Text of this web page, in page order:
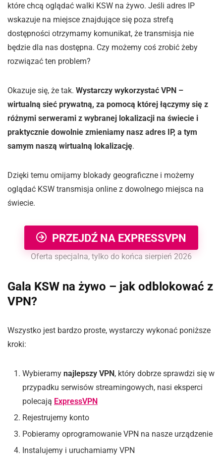
które chcą oglądać walki KSW na żywo. Jeśli adres IP
wskazuje na miejsce znajdujące się poza strefą
dostępności otrzymamy komunikat, że transmisja nie
będzie dla nas dostępna. Czy możemy coś zrobić żeby
rozwiązać ten problem?
Okazuje się, że tak. Wystarczy wykorzystać VPN –
wirtualną sieć prywatną, za pomocą której łączymy się z
różnymi serwerami z wybranej lokalizacji na świecie i
praktycznie dowolnie zmieniamy nasz adres IP, a tym
samym naszą wirtualną lokalizację.
Dzięki temu omijamy blokady geograficzne i możemy
oglądać KSW transmisja online z dowolnego miejsca na
świecie.
PRZEJDŹ NA EXPRESSVPN
Oferta specjalna, tylko do końca sierpień 2026
Gala KSW na żywo – jak odblokować z
VPN?
Wszystko jest bardzo proste, wystarczy wykonać poniższe
kroki:
Wybieramy najlepszy VPN, który dobrze sprawdzi się w
przypadku serwisów streamingowych, nasi eksperci
polecają ExpressVPN
Rejestrujemy konto
Pobieramy oprogramowanie VPN na nasze urządzenie
Instalujemy i uruchamiamy VPN